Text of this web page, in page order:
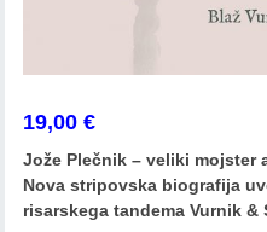
19,00€
Jože Plečnik – veliki
Nova stripovska biografija
risarskega tandema Vurnik &